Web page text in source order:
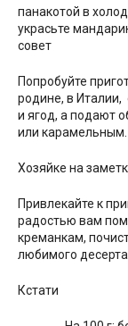
панакотой в
украсьте
совет
Попробуйте
родине, в Италии,
и ягод, а подают
или карамельным.
Хозяйке на
Привлекайте к
радостью вам
креманкам,
любимого
Кстати